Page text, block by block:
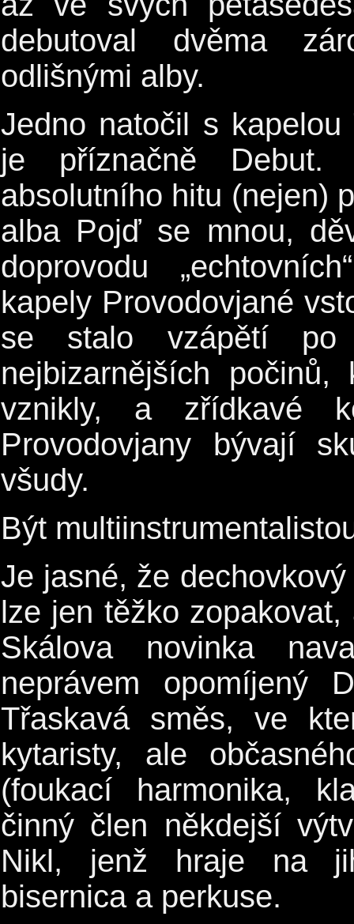
debutoval dvěma
odlišnými alby.
Jedno natočil s
je příznačně
absolutního hitu (nejen)
alba Pojď se mnou,
doprovodu
kapely Provodovjané
se stalo vzápětí po
nejbizarnějších
vznikly, a zřídkavé
Provodovjany bývají
všudy.
Být
Je jasné, že
lze jen těžko
Skálova novinka
neprávem opomíjený
Třaskavá směs, ve
kytaristy, ale
(foukací harmonika,
činný člen někdejší
Nikl, jenž hraje na
bisernica a perkuse.